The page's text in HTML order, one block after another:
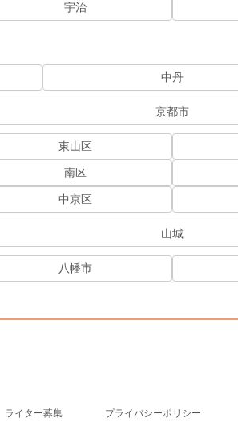
宇治
中丹
京都市
東山区
南区
中京区
山城
八幡市
ライター募集 プライバシーポリシー